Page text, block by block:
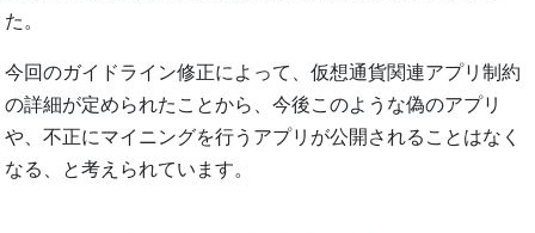
た。
今回のガイドライン修正によって、仮想通貨関連アプリ制約
の詳細が定められたことから、今後このような偽のアプリ
や、不正にマイニングを行うアプリが公開されることはなく
なる、と考えられています。